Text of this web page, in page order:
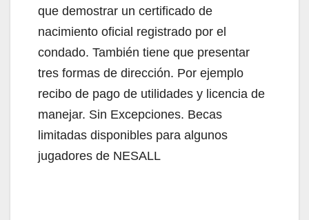
que demostrar un certificado de
nacimiento oficial registrado por el
condado. También tiene que presentar
tres formas de dirección. Por ejemplo
recibo de pago de utilidades y licencia de
manejar. Sin Excepciones. Becas
limitadas disponibles para algunos
jugadores de NESALL